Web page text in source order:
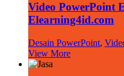
Video PowerPoint
Elearning4id.com
Desain PowerPoint,
View More